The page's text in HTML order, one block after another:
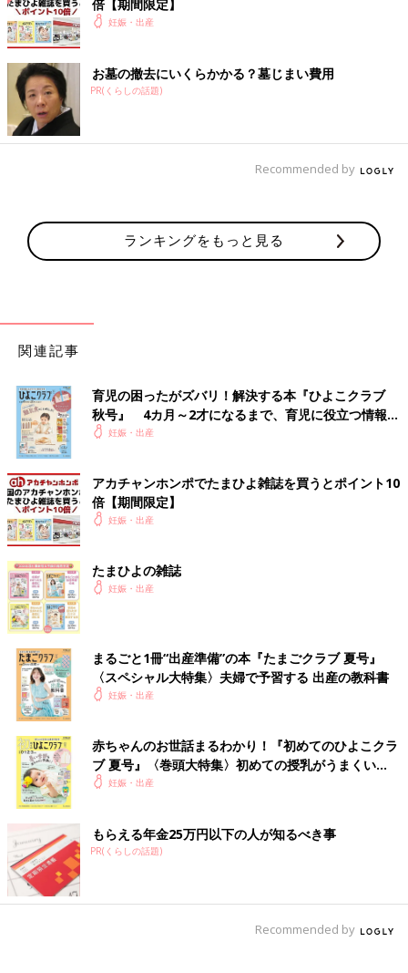
倍【期間限定】
妊娠・出産
お墓の撤去にいくらかかる？墓じまい費用
PR(くらしの話題)
Recommended by
ランキングをもっと見る
関連記事
育児の困ったがズバリ！解決する本『ひよこクラブ
秋号』 4カ月～2才になるまで、育児に役立つ情報が
いっぱい！
妊娠・出産
アカチャンホンポでたまひよ雑誌を買うとポイント10
倍【期間限定】
妊娠・出産
たまひよの雑誌
妊娠・出産
まるごと1冊“出産準備”の本『たまごクラブ 夏号』
〈スペシャル大特集〉夫婦で予習する 出産の教科書
妊娠・出産
赤ちゃんのお世話まるわかり！『初めてのひよこクラ
ブ 夏号』〈巻頭大特集〉初めての授乳がうまくい
く！ おっぱい・ミルクの基本と夏のトラブル 解決テ
妊娠・出産
もらえる年金25万円以下の人が知るべき事
PR(くらしの話題)
Recommended by